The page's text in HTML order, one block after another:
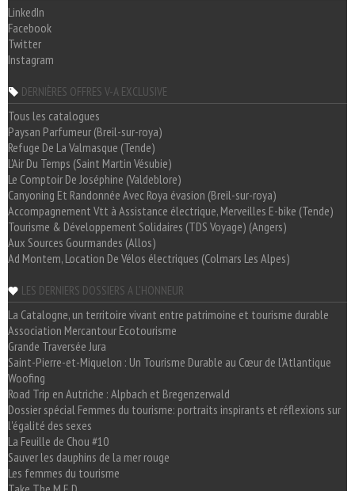
LinkedIn
Facebook
Twitter
Instagram
DERNIÈRES OFFRES V-A EXCLUSIVE
Tous les catalogues
Paysan Parfumeur (Breil-sur-roya)
Refuge De La Valmasque (Tende)
L'Air Du Temps (Saint Martin Vésubie)
Le Comptoir De Joséphine (Valdeblore)
Canyoning Et Randonnée Avec Roya évasion (Breil-sur-roya)
Accompagnement Vtt à Assistance électrique, Merveilles E-bike (Tende)
Tourisme & Développement Solidaires (TDS Voyage) (Angers)
Aux Sources Gourmandes (Allos)
Ad Montem, Location De Vélos électriques (Colmars Les Alpes)
LES DERNIERS DOSSIERS A L'HONNEUR
La Catalogne, un territoire vivant entre patrimoine et tourisme durable
Association Mercantour Ecotourisme
Grande Traversée Jura
Saint-Pierre-et-Miquelon : Un Tourisme Durable au Cœur de l'Atlantique
Woofing
Road Trip en Autriche : Alpbach et Bregenzerwald
Dossier spécial Femmes du tourisme: portraits inspirants et réflexions sur
l'égalité des sexes
La Feuille de Chou #10
Sauver les dauphins de la mer rouge
Les femmes du tourisme